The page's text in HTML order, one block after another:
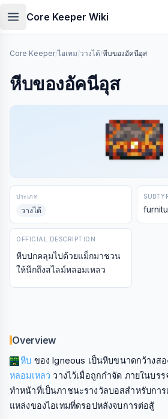
Core Keeper Wiki
Core Keeper/ไอเทม/วางได้/หีบของอัคนีอุส
หีบของอัคนีอุส
ประเภท
วางได้
OFFICIAL DESCRIPTION
หีบปกคลุมไปด้วยแม็กมาชวน
ให้นึกถึงสไลม์หลอมเหลว
Overview
หีบ ของ Igneous เป็นหีบขนาดกว้างส
หลอมเหลว วางไว้เมื่อถูกกำจัด ภายในบร
ทำหน้าที่เป็นภาชนะรางวัลบอสสำหรับกา
แหล่งของไอเทมที่ดรอปหลังจบการต่อสู้